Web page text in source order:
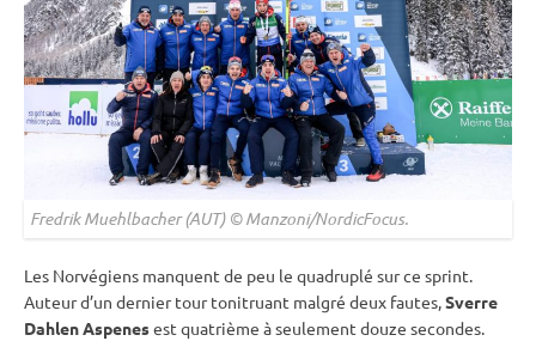
Fredrik Muehlbacher (AUT) © Manzoni/NordicFocus.
Les Norvégiens manquent de peu le quadruplé sur ce sprint.
Auteur d’un dernier tour tonitruant malgré deux fautes,Sverre
Dahlen Aspenesest quatrième à seulement douze secondes.